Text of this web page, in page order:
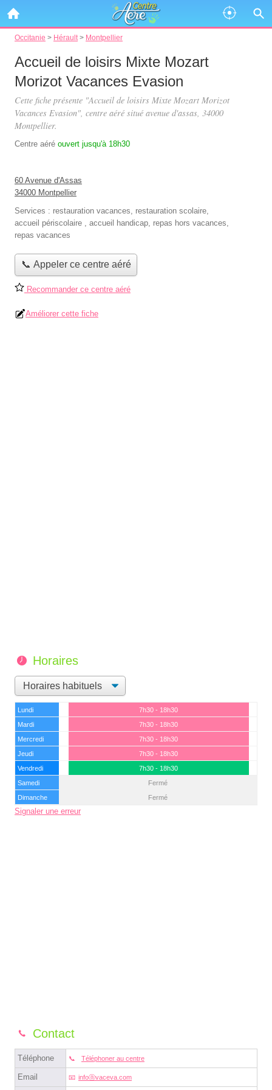
Occitanie > Hérault > Montpellier
Accueil de loisirs Mixte Mozart
Morizot Vacances Evasion
Cette fiche présente "Accueil de loisirs Mixte Mozart Morizot
Vacances Evasion", centre aéré situé avenue d'assas, 34000
Montpellier.
Centre aéré ouvert jusqu'à 18h30
60 Avenue d'Assas
34000 Montpellier
Services : restauration vacances, restauration scolaire,
accueil périscolaire , accueil handicap, repas hors vacances,
repas vacances
📞 Appeler ce centre aéré
Recommander ce centre aéré
Améliorer cette fiche
Horaires
Lundi
7h30 - 18h30
Mardi
7h30 - 18h30
Mercredi
7h30 - 18h30
Jeudi
7h30 - 18h30
Vendredi
7h30 - 18h30
Samedi
Fermé
Dimanche
Fermé
Signaler une erreur
Contact
Téléphone Téléphoner au centre
Email infoⓐvaceva.com